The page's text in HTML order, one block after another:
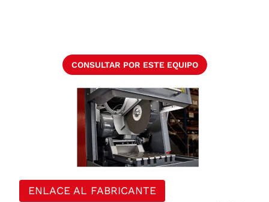
ENLACE AL FABRICANTE
CONSULTAR POR ESTE EQUIPO